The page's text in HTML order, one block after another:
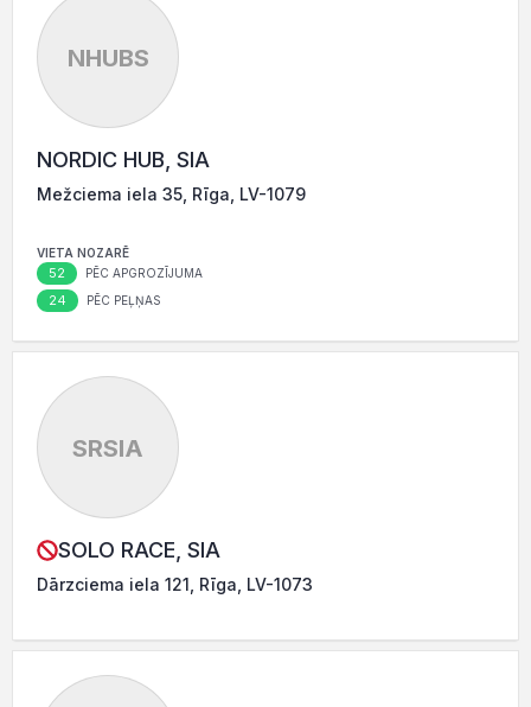
NHUBS
NORDIC HUB, SIA
Mežciema iela 35, Rīga, LV-1079
VIETA NOZARĒ
52 PĒC APGROZĪJUMA
24 PĒC PEĻŅAS
SRSIA
SOLO RACE, SIA
Dārzciema iela 121, Rīga, LV-1073